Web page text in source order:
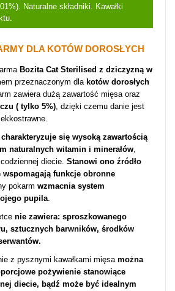
Naturalne składniki. Kawałki
DLA KOTÓW DOROSŁYCH
Bozita Cat Sterilised z dziczyzną w
przeznaczonym dla kotów dorosłych
zawiera dużą zawartość mięsa oraz
( tylko 5%), dzięki czemu danie jest
charakteryzuje się wysoką zawartością
naturalnych witamin i minerałów,
diecie. Stanowi ono źródło
funkcje obronne
pokarm wzmacnia system
pupila.
nie zawiera: sproszkowanego
sztucznych barwników, środków
z pysznymi kawałkami mięsa można
pożywienie stanowiące
diecie, bądź może być idealnym